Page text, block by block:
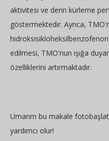
aktivitesi ve derin kürleme
göstermektedir. Ayrıca,
edilmesi, TMO'nun ışığa
özelliklerini artırmaktadır.
Umarım bu makale
yardımcı olur!